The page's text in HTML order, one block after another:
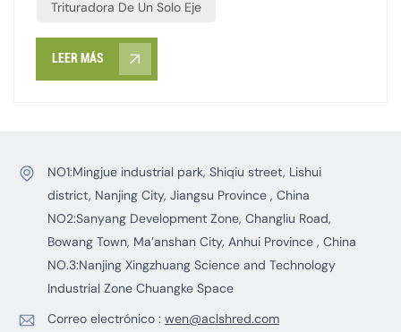
desecho para triturar El tamaño requerido de los
residuos de trituración Por lo tanto, el enfoque más
Trituradora De Un Solo Eje
LEER MÁS
NO1:Mingjue industrial park, Shiqiu street, Lishui
district, Nanjing City, Jiangsu Province , China
NO2:Sanyang Development Zone, Changliu Road,
Bowang Town, Ma’anshan City, Anhui Province , China
NO.3:Nanjing Xingzhuang Science and Technology
Industrial Zone Chuangke Space
Correo electrónico : wen@aclshred.com